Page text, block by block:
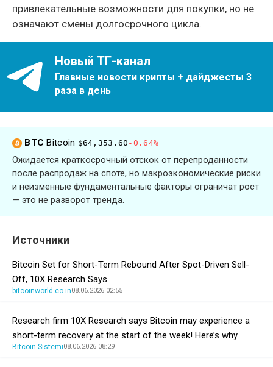
привлекательные возможности для покупки, но не
означают смены долгосрочного цикла.
Новый ТГ-канал
Главные новости крипты + дайджесты 3
раза в день
BTCBitcoin $64,353.60 -0.64%
Ожидается краткосрочный отскок от перепроданности
после распродаж на споте, но макроэкономические риски
и неизменные фундаментальные факторы ограничат рост
— это не разворот тренда.
Источники
Bitcoin Set for Short-Term Rebound After Spot-Driven Sell-
Off, 10X Research Says
bitcoinworld.co.in08.06.2026 02:55
Research firm 10X Research says Bitcoin may experience a
short-term recovery at the start of the week! Here’s why
Bitcoin Sistemi08.06.2026 08:29